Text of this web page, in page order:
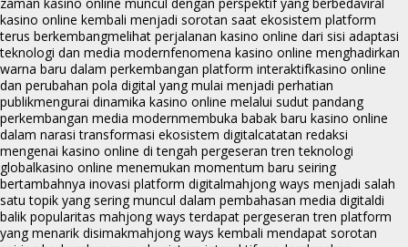
kasino online kembali menjadi sorotan saat ekosistem platform
terus berkembangmelihat perjalanan kasino online dari sisi adaptasi
teknologi dan media modernfenomena kasino online menghadirkan
warna baru dalam perkembangan platform interaktifkasino online
dan perubahan pola digital yang mulai menjadi perhatian
publikmengurai dinamika kasino online melalui sudut pandang
perkembangan media modernmembuka babak baru kasino online
dalam narasi transformasi ekosistem digitalcatatan redaksi
mengenai kasino online di tengah pergeseran tren teknologi
globalkasino online menemukan momentum baru seiring
bertambahnya inovasi platform digitalmahjong ways menjadi salah
satu topik yang sering muncul dalam pembahasan media digitaldi
balik popularitas mahjong ways terdapat pergeseran tren platform
yang menarik disimakmahjong ways kembali mendapat sorotan